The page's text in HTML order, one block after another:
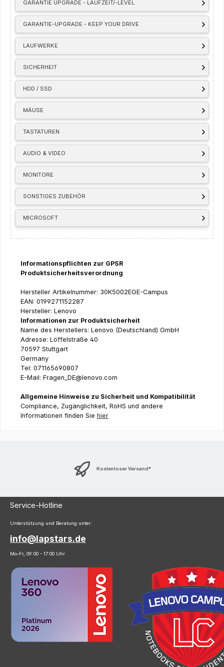
GARANTIE UPGRADE - LAUFZEIT/-LEVEL
GARANTIE-UPGRADE - KEEP YOUR DRIVE
LAUFWERKE
SICHERHEIT
HDD / SSD
MÄUSE
TASTATUREN
AUDIO & VIDEO
MONITORE
SONSTIGES ZUBEHÖR
MICROSOFT
Informationspflichten zur GPSR
Produktsicherheitsverordnung
Hersteller Artikelnummer: 30K5002EGE-Campus
EAN: 0199271152287
Hersteller: Lenovo
Informationen zur Produktsicherheit
Name des Herstellers: Lenovo (Deutschland) GmbH
Adresse: Löffelstraße 40
70597 Stuttgart
Germany
Tel: 071165690807
E-Mail: Fragen_DE@lenovo.com
Allgemeine Hinweise zu Sicherheit und Kompatibilität
Compliance, Zugänglichkeit, RoHS und andere
Informationen finden Sie hier
Kostenloser Versand*
Service-Hotline
Unterstützung und Beratung unter:
info@lapstars.de
Mo-Fr, 09:00 - 17:00 Uhr